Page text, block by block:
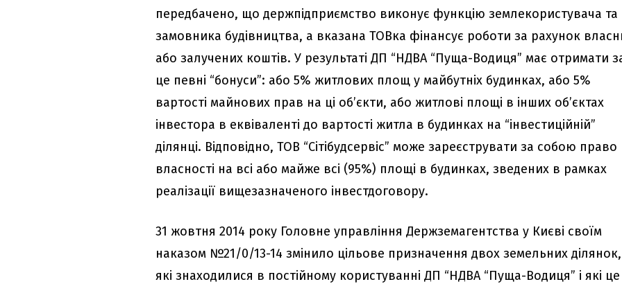
передбачено, що держпідприємство виконує функцію землекористувача та
замовника будівництва, а вказана ТОВка фінансує роботи за рахунок
або залучених коштів. У результаті ДП “НДВА “Пуща-Водиця” має отримати
це певні “бонуси”: або 5% житлових площ у майбутніх будинках, або 5%
вартості майнових прав на ці об’єкти, або житлові площі в інших об’єктах
інвестора в еквіваленті до вартості житла в будинках на “інвестиційній”
ділянці. Відповідно, ТОВ “Сітібудсервіс” може зареєструвати за собою право
власності на всі або майже всі (95%) площі в будинках, зведених в рамках
реалізації вищезазначеного інвестдоговору.
31 жовтня 2014 року Головне управління Держземагентства у Києві своїм
наказом №21/0/13-14 змінило цільове призначення двох земельних ділянок,
які знаходилися в постійному користуванні ДП “НДВА “Пуща-Водиця” і які це